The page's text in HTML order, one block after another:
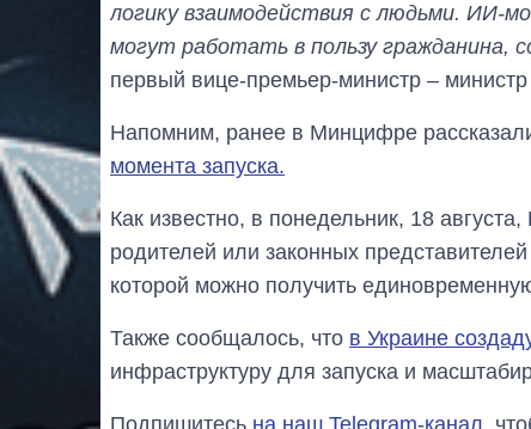
логику взаимодействия с людьми. ИИ-
могут работать в пользу гражданина,
первый вице-премьер-министр –
Напомним, ранее в Минцифре
момента запуска.
Как известно, в понедельник, 18
родителей или законных
которой можно получить
Также сообщалось, что в Украине
инфраструктуру для запуска и